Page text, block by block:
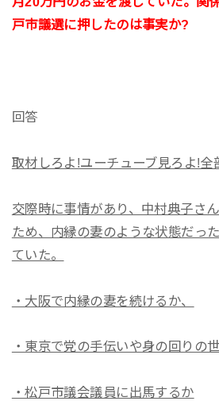
戸市議選に押したのは事実か?
回答
取材しろよ!ユーチューブ見ろよ!全
交際時に事情があり、中村典子さ
ため、内縁の妻のような状態だっ
ていた。
・大阪で内縁の妻を続けるか、
・東京で党の手伝いや身の回りの
・松戸市議会議員に出馬するか